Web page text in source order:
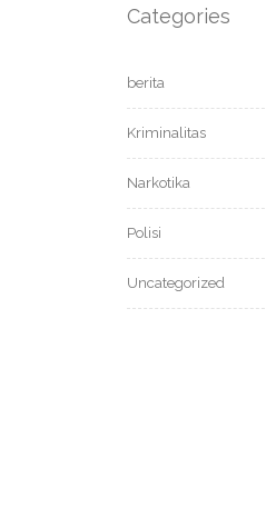
Categories
berita
Kriminalitas
Narkotika
Polisi
Uncategorized